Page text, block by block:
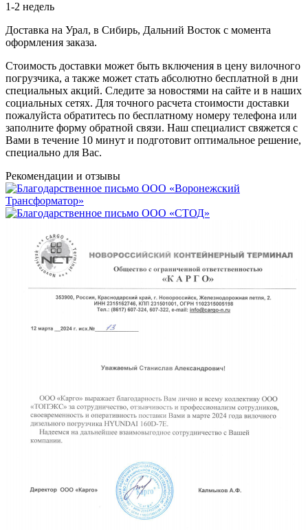
1-2 недель
Доставка на Урал, в Сибирь, Дальний Восток с момента
оформления заказа.
Стоимость доставки может быть включения в цену вилочного
погрузчика, а также может стать абсолютно бесплатной в дни
специальных акций. Следите за новостями на сайте и в наших
социальных сетях. Для точного расчета стоимости доставки
пожалуйста обратитесь по бесплатному номеру телефона или
заполните форму обратной связи. Наш специалист свяжется с
Вами в течение 10 минут и подготовит оптимальное решение,
специально для Вас.
Рекомендации и отзывы